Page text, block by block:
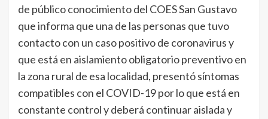
de público conocimiento del COES San Gustavo
que informa que una de las personas que tuvo
contacto con un caso positivo de coronavirus y
que está en aislamiento obligatorio preventivo en
la zona rural de esa localidad, presentó síntomas
compatibles con el COVID-19 por lo que está en
constante control y deberá continuar aislada y